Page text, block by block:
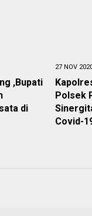
,Bupati
di
27 NOV
Polsek
Covid-